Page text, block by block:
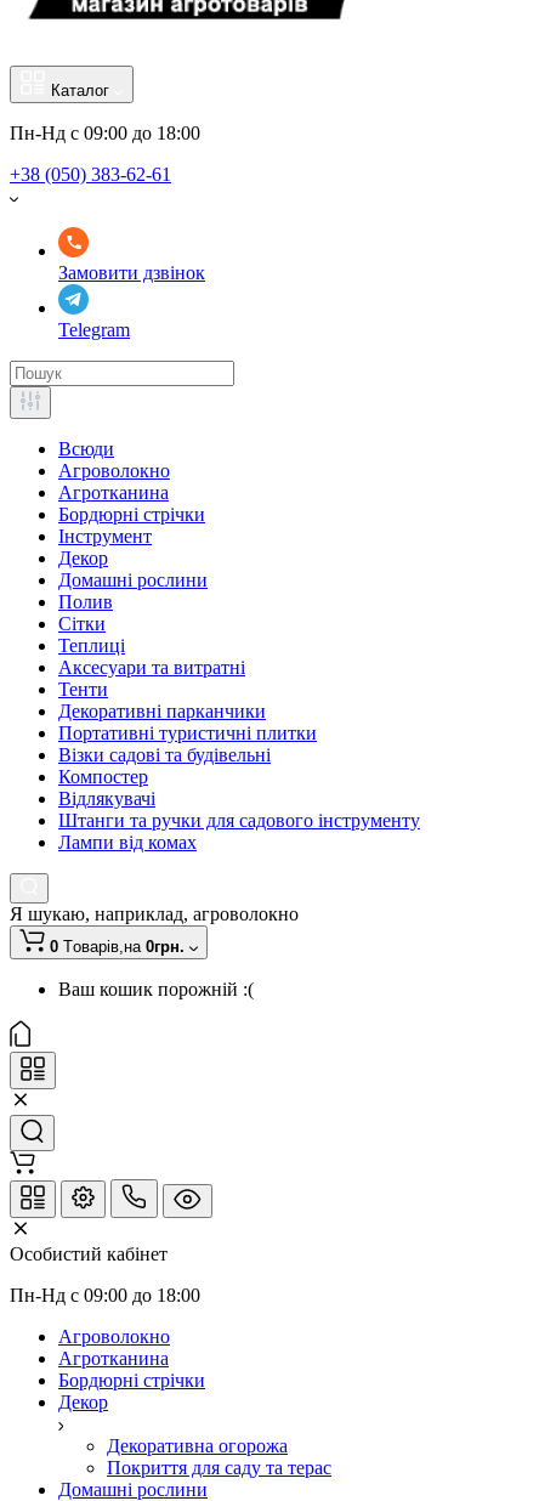
Каталог
Пн-Нд с 09:00 до 18:00
+38 (050) 383-62-61
Замовити дзвінок
Telegram
Всюди
Агроволокно
Агротканина
Бордюрні стрічки
Інструмент
Декор
Домашні рослини
Полив
Сітки
Теплиці
Аксесуари та витратні
Тенти
Декоративні парканчики
Портативні туристичні плитки
Візки садові та будівельні
Компостер
Відлякувачі
Штанги та ручки для садового інструменту
Лампи від комах
Я шукаю, наприклад, агроволокно
0 Tоварів,на 0грн.
Ваш кошик порожній :(
Особистий кабінет
Пн-Нд с 09:00 до 18:00
Агроволокно
Агротканина
Бордюрні стрічки
Декор
Декоративна огорожа
Покриття для саду та терас
Домашні рослини